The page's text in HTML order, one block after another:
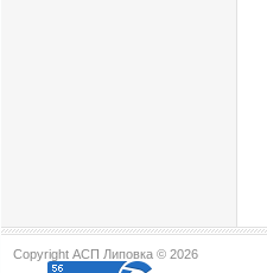
Copyright АСП Липовка © 2026